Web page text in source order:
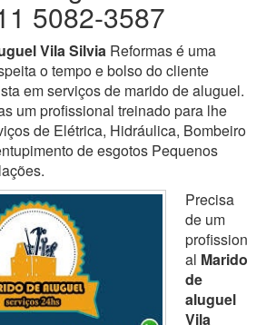
5082-3587
Vila Silvia Reformas é uma
o tempo e bolso do cliente
em serviços de marido de aluguel.
um profissional treinado para lhe
de Elétrica, Hidráulica, Bombeiro
de esgotos Pequenos
Precisa
de um
profission
al Marido
de
aluguel
Vila